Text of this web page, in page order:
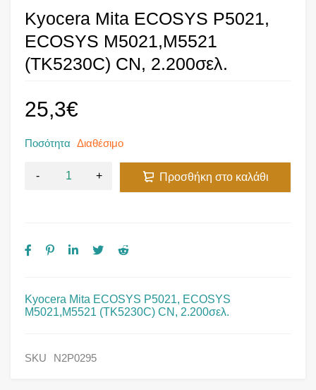
Kyocera Mita ECOSYS P5021,
ECOSYS M5021,M5521
(TK5230C) CN, 2.200σελ.
Kyocera Mita ECOSYS P5021, ECOSYS
M5021,M5521 (TK5230C) CN, 2.200σελ.
25,3€
Ποσότητα Διαθέσιμο
Προσθήκη στο καλάθι
SKU N2P0295